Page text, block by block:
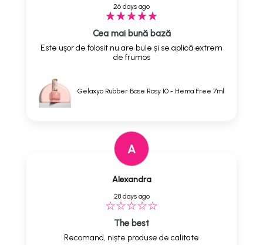
26 days ago
Cea mai bună bază
Este ușor de folosit nu are bule și se aplică extrem
de frumos
Gelaxyo Rubber Base Rosy 10 - Hema Free 7ml
A
Alexandra
28 days ago
The best
Recomand, niște produse de calitate